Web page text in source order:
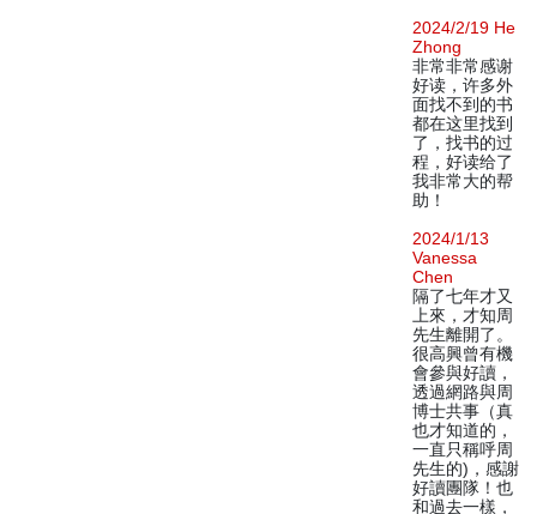
2024/2/19 He
Zhong
非常非常感谢
好读，许多外
面找不到的书
都在这里找到
了，找书的过
程，好读给了
我非常大的帮
助！
2024/1/13
Vanessa
Chen
隔了七年才又
上來，才知周
先生離開了。
很高興曾有機
會參與好讀，
透過網路與周
博士共事（真
也才知道的，
一直只稱呼周
先生的)，感謝
好讀團隊！也
和過去一樣，